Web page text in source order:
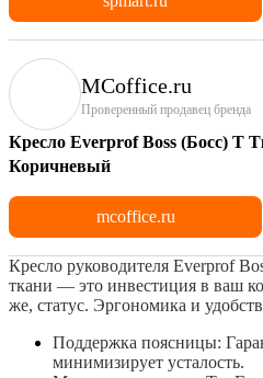
MCoffice.ru
Проверенный продавец бренда
Кресло Everprof Boss (Босс) T
Коричневый
mcoffice.ru
Кресло руководителя Everprof
ткани — это инвестиция в ваш
же, статус. Эргономика и
Поддержка поясницы:
минимизирует усталость.